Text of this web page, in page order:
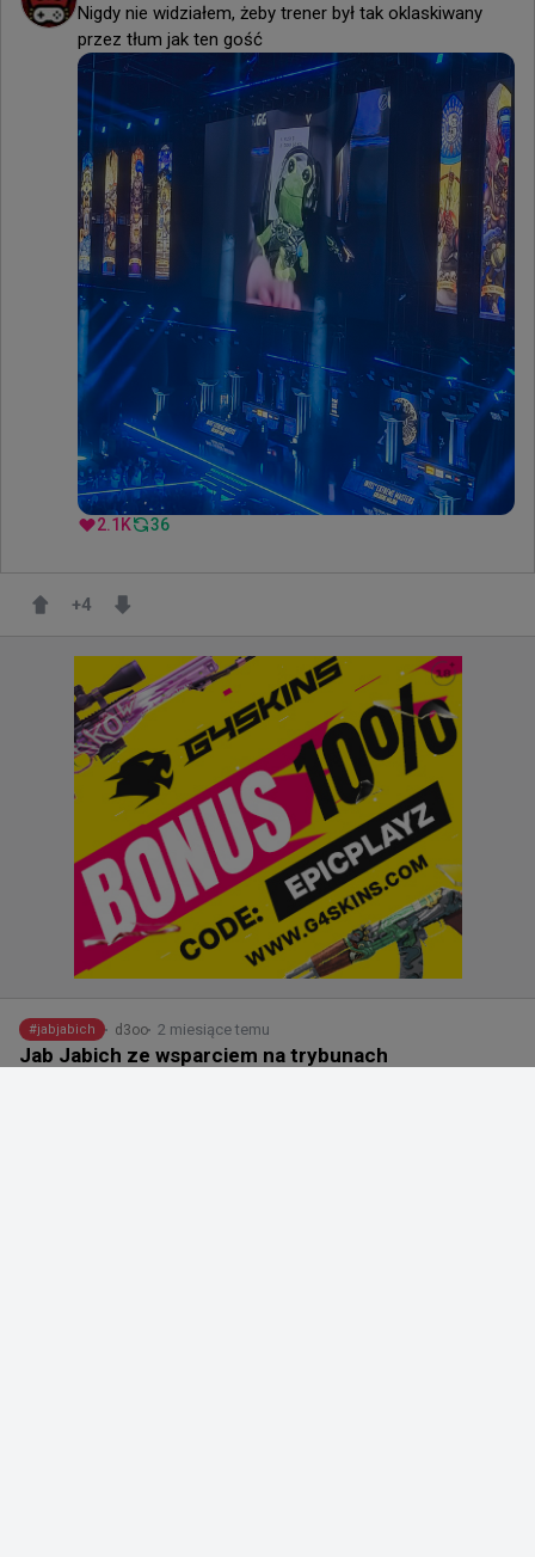
Nigdy nie widziałem, żeby trener był tak oklaskiwany
przez tłum jak ten gość
2.1K 36
+4
#jabjabich d3oo 2 miesiące temu
Jab Jabich ze wsparciem na trybunach